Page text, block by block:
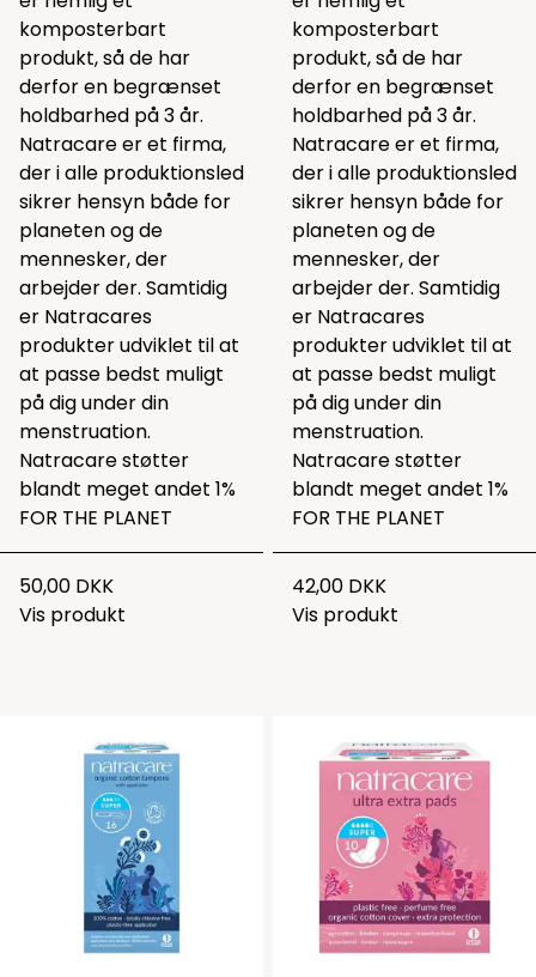
komposterbart
produkt, så de har
derfor en begrænset
holdbarhed på 3 år.
Natracare er et firma,
der i alle produktionsled
sikrer hensyn både for
planeten og de
mennesker, der
arbejder der. Samtidig
er Natracares
produkter udviklet til at
at passe bedst muligt
på dig under din
menstruation.
Natracare støtter
blandt meget andet 1%
FOR THE PLANET
50,00 DKK
Vis produkt
komposterbart
produkt, så de har
derfor en begrænset
holdbarhed på 3 år.
Natracare er et firma,
der i alle produktionsled
sikrer hensyn både for
planeten og de
mennesker, der
arbejder der. Samtidig
er Natracares
produkter udviklet til at
at passe bedst muligt
på dig under din
menstruation.
Natracare støtter
blandt meget andet 1%
FOR THE PLANET
42,00 DKK
Vis produkt